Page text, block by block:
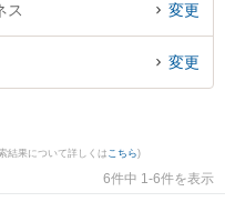
ビジネスの債権回収のトラブル
『初回相談無料で法人・ビジネ
の弁護士に相談予約したい』な
ス 変更
変更
結果について詳しくは こちら)
6件中 1-6件を表示